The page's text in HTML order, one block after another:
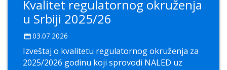
Kvalitet regulatornog okruženja
u Srbiji 2025/26
03.07.2026
Izveštaj o kvalitetu regulatornog okruženja za
2025/2026 godinu koji sprovodi NALED uz